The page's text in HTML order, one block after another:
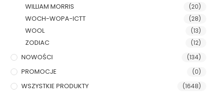
WILLIAM MORRIS (20)
WOCH-WOPA-ICTT (28)
WOOL (13)
ZODIAC (12)
NOWOŚCI (134)
PROMOCJE (0)
WSZYSTKIE PRODUKTY (1648)